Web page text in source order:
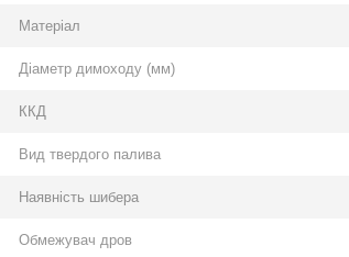
Матеріал
Діаметр димоходу (мм)
ККД
Вид твердого палива
Наявність шибера
Обмежувач дров